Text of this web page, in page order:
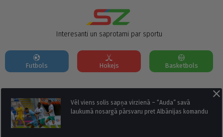
Vēl viens solis sapņa virzienā – “Auda” savā
laukumā nosargā pārsvaru pret Albānijas komandu
Interesanti un saprotami par sportu
Futbols Hokejs Basketbols
Par mums Reklāmas Parametri Kontakti
Seko mums: